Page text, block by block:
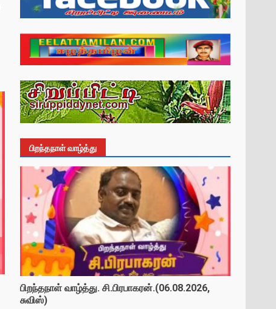
பிறந்தநாள் வாழ்த்து
பிறந்தநாள் வாழ்த்து. சி.பிரபாகரன்.(06.08.2026,
சுவிஸ்)